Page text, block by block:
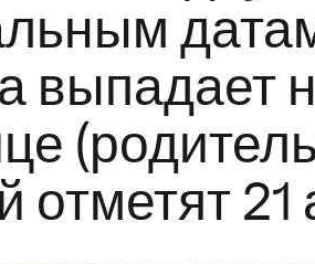
выпадает
отметят 21